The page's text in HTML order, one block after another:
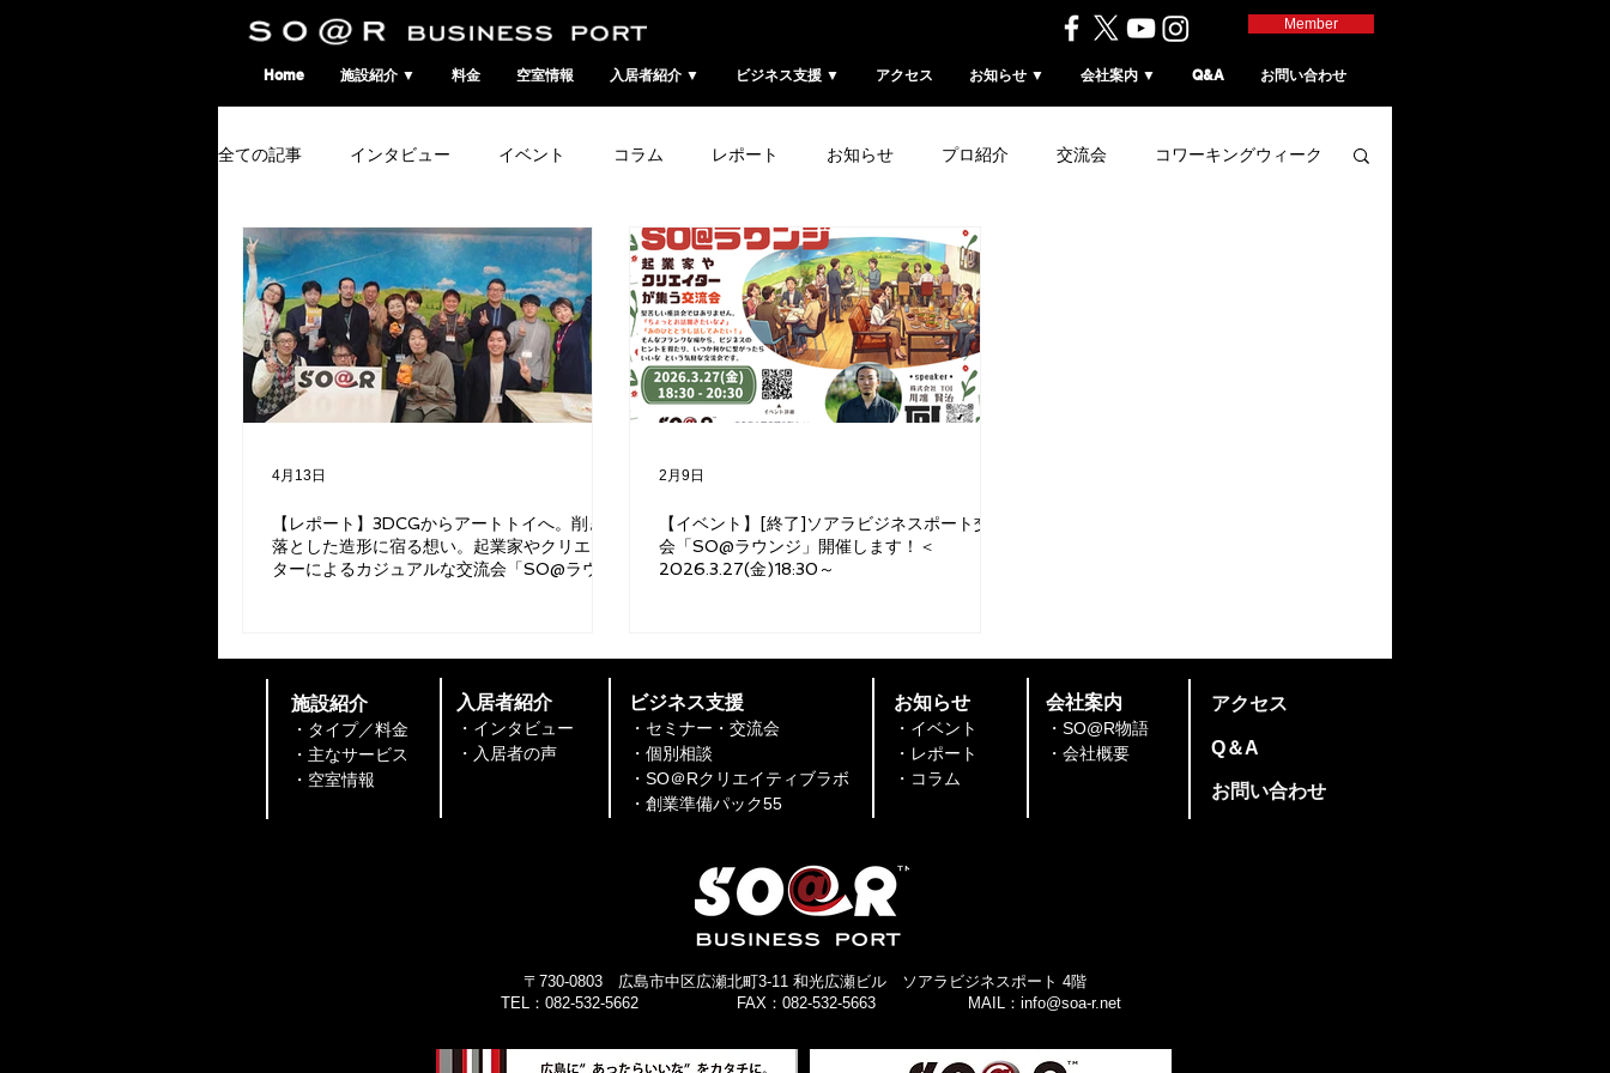
SO@Rビジネスポート｜広島市のシェアオフィス・コワーキングスペース Member
Home 施設紹介 ▼ 料金 空室情報 入居者紹介 ▼ ビジネス支援 ▼ アクセス お知らせ ▼ 会社案内 ▼ Q&A お問い合わせ
全ての記事 インタビュー イベント コラム レポート お知らせ プロ紹介 交流会 コワーキングウィーク
【レポート】3DCGからアートトイへ。削ぎ
落とした造形に宿る想い。起業家やクリエイ
ターによるカジュアルな交流会「SO@ラウン
4月13日
【イベント】[終了]ソアラビジネスポート交流
会「SO@ラウンジ」開催します！＜
2026.3.27(金)18:30～
2月9日
​施設紹介
・タイプ／料金
・主なサービス
​​・空室情報
​入居者紹介
・インタビュー
・入居者の声​​
​ビジネス支援
・セミナー・交流会
・個別相談
・SO＠Rクリエイティブラボ
​・創業準備パック55
​お知らせ
・イベント
・レポート
​​・コラム
会社案内
・SO@R物語
・会社概要
​アクセス
​Q＆A
​お問い合わせ
〒730-0803 広島市中区広瀬北町3-11 和光広瀬ビル ソアラ ビジネスポート 4階
TEL：082-532-5662
FAX：082-532-5663 MAIL： info@soa-r.net